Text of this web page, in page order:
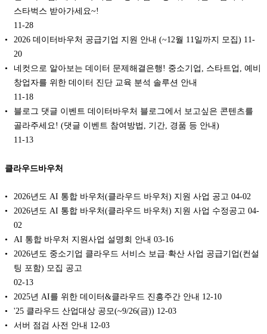
스타벅스 받아가세요~!
11-28
2026 데이터바우처 공급기업 지원 안내 (~12월 11일까지 모집) 11-
20
네컷으로 알아보는 데이터 문제해결은행! 중소기업, 스타트업, 예비
창업자를 위한 데이터 진단 교육 분석 솔루션 안내
11-18
블로그 댓글 이벤트 데이터바우처 블로그에서 보고싶은 콘텐츠를
골라주세요! (댓글 이벤트 참여방법, 기간, 경품 등 안내)
11-13
클라우드바우처
2026년도 AI 통합 바우처(클라우드 바우처) 지원 사업 공고 04-02
2026년도 AI 통합 바우처(클라우드 바우처) 지원 사업 수정공고 04-
02
AI 통합 바우처 지원사업 설명회 안내 03-16
2026년도 중소기업 클라우드 서비스 보급·확산 사업 공급기업(컨설
팅 포함) 모집 공고
02-13
2025년 AI를 위한 데이터&클라우드 진흥주간 안내 12-10
'25 클라우드 산업대상 공모(~9/26(금)) 12-03
서버 점검 사전 안내 12-03